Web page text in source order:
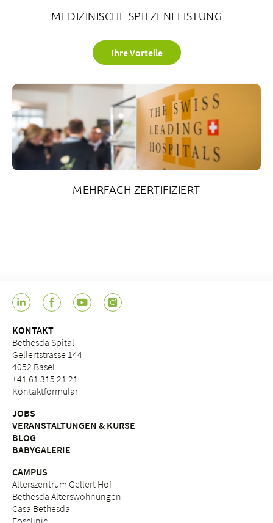
MEDIZINISCHE SPITZENLEISTUNG
Ihre Vorteile
MEHRFACH ZERTIFIZIERT
KONTAKT
Bethesda Spital
Gellertstrasse 144
4052 Basel
+41 61 315 21 21
Kontaktformular
JOBS
VERANSTALTUNGEN & KURSE
BLOG
BABYGALERIE
CAMPUS
Alterszentrum Gellert Hof
Bethesda Alterswohnungen
Casa Bethesda